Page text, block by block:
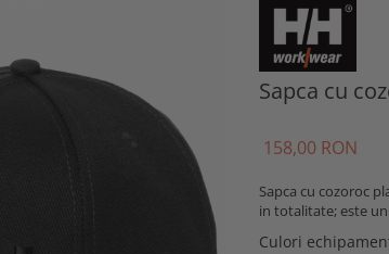
Sapca cu
158,00 RON
Sapca cu cozoroc
in totalitate; este
Culori